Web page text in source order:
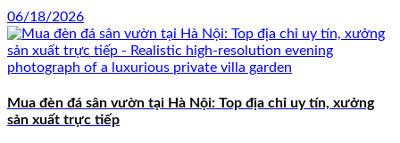
06/18/2026
Mua đèn đá sân vườn tại Hà Nội: Top địa chỉ uy tín, xưởng
sản xuất trực tiếp